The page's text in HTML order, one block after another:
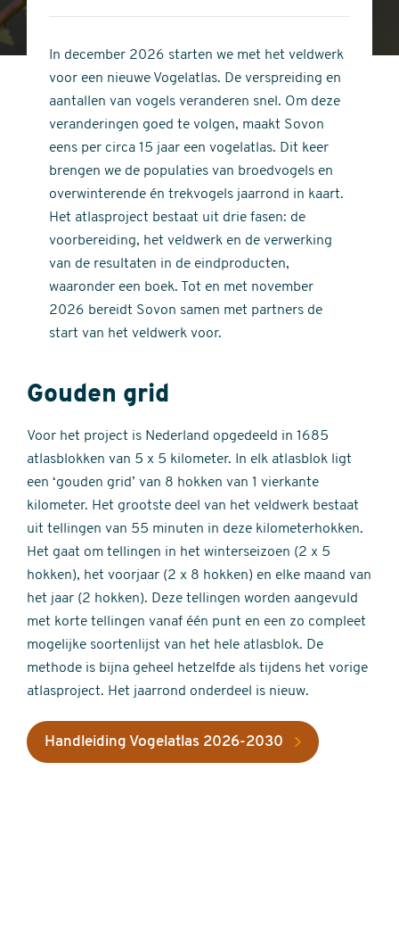
stars
of
stars
In december 2026 starten we met het veldwerk
voor een nieuwe Vogelatlas. De verspreiding en
aantallen van vogels veranderen snel. Om deze
veranderingen goed te volgen, maakt Sovon
eens per circa 15 jaar een vogelatlas. Dit keer
brengen we de populaties van broedvogels en
overwinterende én trekvogels jaarrond in kaart.
Het atlasproject bestaat uit drie fasen: de
voorbereiding, het veldwerk en de verwerking
van de resultaten in de eindproducten,
waaronder een boek. Tot en met november
2026 bereidt Sovon samen met partners de
start van het veldwerk voor.
Gouden grid
Voor het project is Nederland opgedeeld in 1685
atlasblokken van 5 x 5 kilometer. In elk atlasblok ligt
een ‘gouden grid’ van 8 hokken van 1 vierkante
kilometer. Het grootste deel van het veldwerk bestaat
uit tellingen van 55 minuten in deze kilometerhokken.
Het gaat om tellingen in het winterseizoen (2 x 5
hokken), het voorjaar (2 x 8 hokken) en elke maand van
het jaar (2 hokken). Deze tellingen worden aangevuld
met korte tellingen vanaf één punt en een zo compleet
mogelijke soortenlijst van het hele atlasblok. De
methode is bijna geheel hetzelfde als tijdens het vorige
atlasproject. Het jaarrond onderdeel is nieuw.
Handleiding Vogelatlas 2026-2030